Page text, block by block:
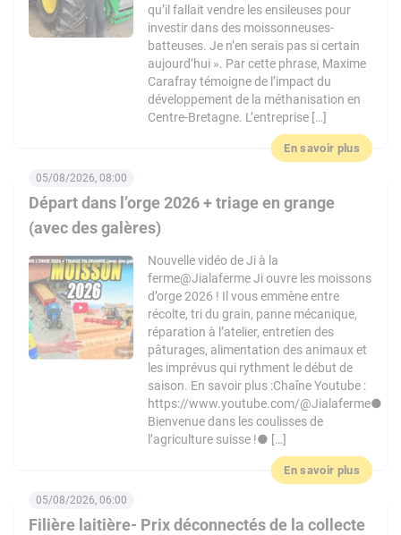
qu’il fallait vendre les ensileuses pour
investir dans des moissonneuses-
batteuses. Je n’en serais pas si certain
aujourd’hui ». Par cette phrase, Maxime
Carafray témoigne de l’impact du
développement de la méthanisation en
Centre-Bretagne. L’entreprise […]
En savoir plus
Départ dans l’orge 2026 + triage en grange
(avec des galères)
05/08/2026, 08:00
Nouvelle vidéo de Ji à la
ferme@Jialaferme Ji ouvre les moissons
d’orge 2026 ! Il vous emmène entre
récolte, tri du grain, panne mécanique,
réparation à l’atelier, entretien des
pâturages, alimentation des animaux et
les imprévus qui rythment le début de
saison. En savoir plus :Chaîne Youtube :
https://www.youtube.com/@Jialaferme●
Bienvenue dans les coulisses de
l’agriculture suisse !● […]
En savoir plus
Filière laitière- Prix déconnectés de la collecte
05/08/2026, 06:00